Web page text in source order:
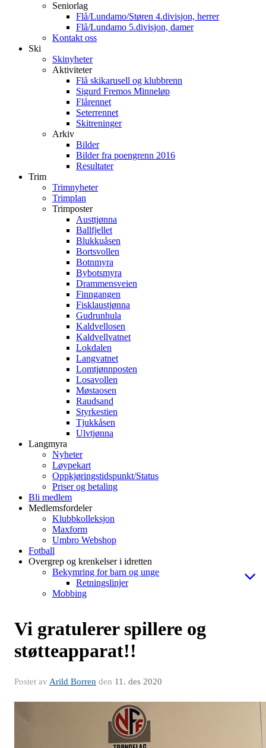
Seniorlag
Flå/Lundamo/Støren 4.divisjon, herrer
Flå/Lundamo 5.divisjon, damer
Kontakt oss
Ski
Skinyheter
Aktiviteter
Flå skikarusell og klubbrenn
Sigurd Fremos Minneløp
Flårennet
Seterrennet
Skitreninger
Arkiv
Bilder
Bilder fra poengrenn 2016
Resultater
Trim
Trimnyheter
Trimplan
Trimposter
Austtjønna
Ballfjellet
Blukkuåsen
Bortsvollen
Botnmyra
Bybotsmyra
Drammensveien
Finngangen
Fisklaustjønna
Gudrunhula
Kaldvellosen
Kaldvellvatnet
Lokdalen
Langvatnet
Lomtjønnposten
Losavollen
Møstaosen
Raudsand
Styrkestien
Tjukkåsen
Ulvtjønna
Langmyra
Nyheter
Løypekart
Oppkjøringstidspunkt/Status
Priser og betaling
Bli medlem
Medlemsfordeler
Klubbkolleksjon
Maxform
Umbro Webshop
Fotball
Overgrep og krenkelser i idretten
Bekymring for barn og unge
Retningslinjer
Mobbing
Vi gratulerer spillere og
støtteapparat!!
Postet av Arild Borren den 11. des 2020